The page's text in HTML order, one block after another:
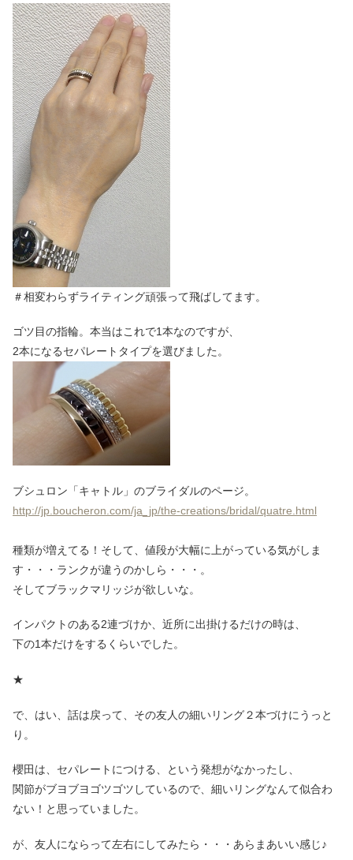
＃相変わらずライティング頑張って飛ばしてます。
ゴツ目の指輪。本当はこれで1本なのですが、
2本になるセパレートタイプを選びました。
ブシュロン「キャトル」のブライダルのページ。
http://jp.boucheron.com/ja_jp/the-creations/bridal/quatre.html
種類が増えてる！そして、値段が大幅に上がっている気がしま
す・・・ランクが違うのかしら・・・。
そしてブラックマリッジが欲しいな。
インパクトのある2連づけか、近所に出掛けるだけの時は、
下の1本だけをするくらいでした。
★
で、はい、話は戻って、その友人の細いリング２本づけにうっと
り。
櫻田は、セパレートにつける、という発想がなかったし、
関節がブヨブヨゴツゴツしているので、細いリングなんて似合わ
ない！と思っていました。
が、友人にならって左右にしてみたら・・・あらまあいい感じ♪